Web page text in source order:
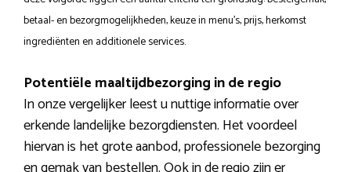
betaal- en bezorgmogelijkheden, keuze in menu’s, prijs, herkomst
ingrediënten en additionele services.
Potentiële maaltijdbezorging in de regio
In onze vergelijker leest u nuttige informatie over
erkende landelijke bezorgdiensten. Het voordeel
hiervan is het grote aanbod, professionele bezorging